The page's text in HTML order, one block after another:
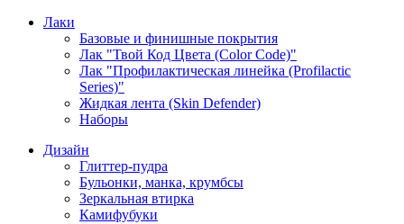
Лаки
Базовые и финишные покрытия
Лак "Твой Код Цвета (Color Code)"
Лак "Профилактическая линейка (Profilactic
Series)"
Жидкая лента (Skin Defender)
Наборы
Дизайн
Глиттер-пудра
Бульонки, манка, крумбсы
Зеркальная втирка
Камифубуки